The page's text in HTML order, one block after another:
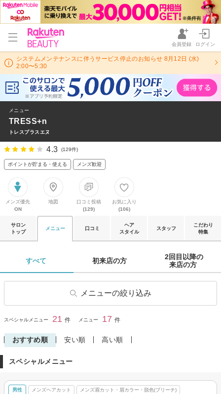
会員登録 ログイン
システムメンテナンスに伴うサービス停止のお知らせ 8月12日 (水)
2:00〜5:30
メニュー
TRESS+n
トレスプラスエヌ
4.3 (129件)
ポイントが貯まる・使える メンズ歓迎
メンズ優先
ON
地図
口コミ投稿
(129)
お気に入り
(106)
サロン
トップ
メニュー 口コミ
ヘア
スタイル
スタッフ
こだわり
特集
すべて 初来店の方
2回目以降の
来店の方
メニューの絞り込み
ヘアカット
縮毛矯正
トリートメント
リーチ)
閉じる
スペシャルメニュー 21 件 メニュー 17 件
おすすめ順 安い順 高い順
スペシャルメニュー
男性 メンズヘアカット メンズ眉カット・眉カラー・脱色(ブリーチ)